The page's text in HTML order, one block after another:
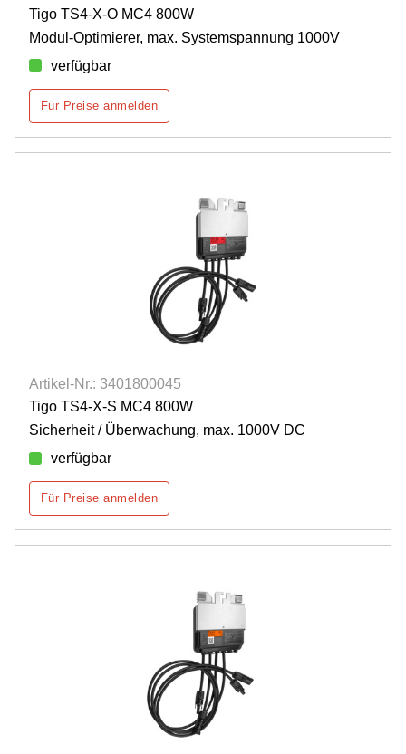
Tigo TS4-X-O MC4 800W
Modul-Optimierer, max. Systemspannung 1000V
verfügbar
Für Preise anmelden
Artikel-Nr.: 3401800045
Tigo TS4-X-S MC4 800W
Sicherheit / Überwachung, max. 1000V DC
verfügbar
Für Preise anmelden